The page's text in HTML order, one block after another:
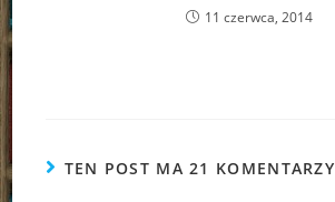
11 czerwca, 2014
TEN POST MA 21 KOMENTARZY